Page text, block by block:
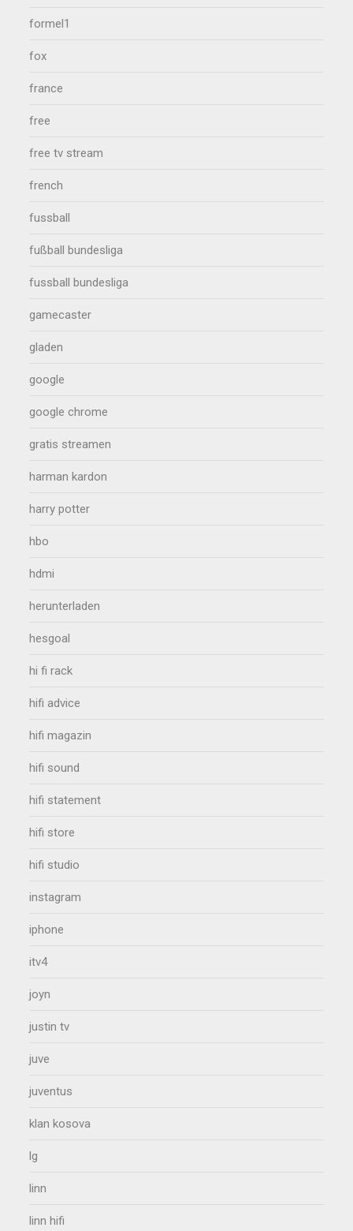
formel1
fox
france
free
free tv stream
french
fussball
fußball bundesliga
fussball bundesliga
gamecaster
gladen
google
google chrome
gratis streamen
harman kardon
harry potter
hbo
hdmi
herunterladen
hesgoal
hi fi rack
hifi advice
hifi magazin
hifi sound
hifi statement
hifi store
hifi studio
instagram
iphone
itv4
joyn
justin tv
juve
juventus
klan kosova
lg
linn
linn hifi